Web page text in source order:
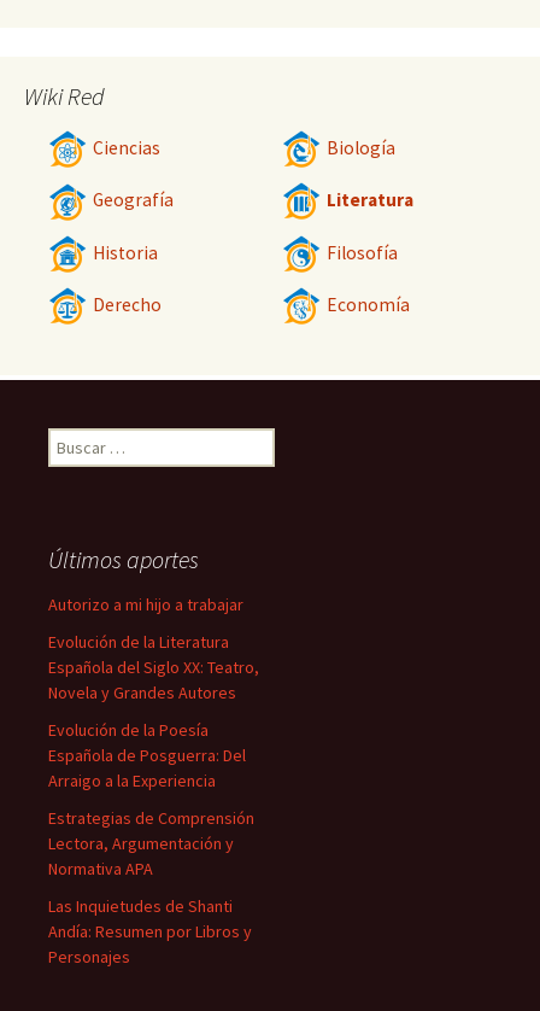
Wiki Red
Ciencias Biología
Geografía Literatura
Historia Filosofía
Derecho Economía
Buscar:
Últimos aportes
Autorizo a mi hijo a trabajar
Evolución de la Literatura
Española del Siglo XX: Teatro,
Novela y Grandes Autores
Evolución de la Poesía
Española de Posguerra: Del
Arraigo a la Experiencia
Estrategias de Comprensión
Lectora, Argumentación y
Normativa APA
Las Inquietudes de Shanti
Andía: Resumen por Libros y
Personajes